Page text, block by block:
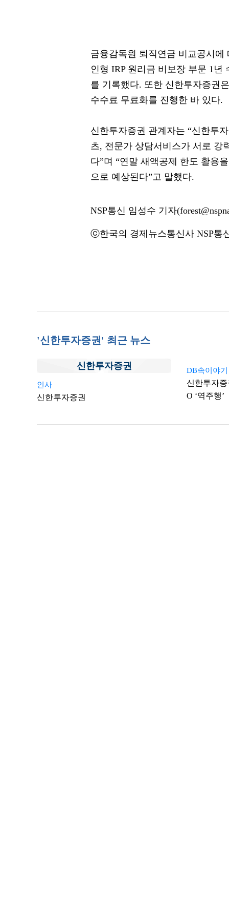
금융감독원 퇴직연금 비교공시에
인형 IRP 원리금 비보장 부문 1년
를 기록했다. 또한 신한투자증권
수수료 무료화를 진행한 바 있다.
신한투자증권 관계자는 “신한투
츠, 전문가 상담서비스가 서로 강
다”며 “연말 새액공제 한도 활용
으로 예상된다”고 말했다.
NSP통신 임성수 기자
ⓒ한국의 경제뉴스통신사 NSP통
'신한투자증권' 최근 뉴스
신한투자증권
인사
신한투자증권
DB속이야기
신한투자
O ‘역주행’